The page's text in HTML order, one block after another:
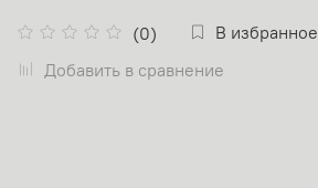
(0)
В избранное
Добавить в сравнение